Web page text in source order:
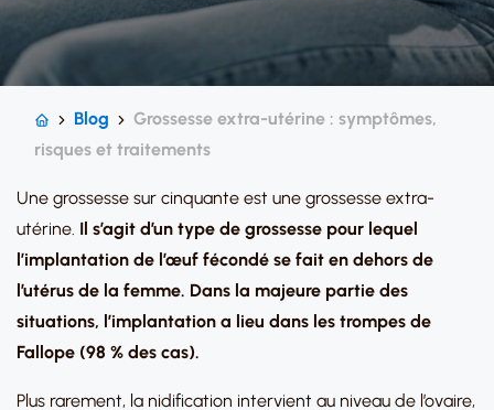
Blog
Grossesse extra-utérine : symptômes,
risques et traitements
Une grossesse sur cinquante est une grossesse extra-
utérine. Il s’agit d’un type de grossesse pour lequel
l’implantation de l’œuf fécondé se fait en dehors de
l’utérus de la femme. Dans la majeure partie des
situations, l’implantation a lieu dans les trompes de
Fallope (98 % des cas).
Plus rarement, la nidification intervient au niveau de l’ovaire,